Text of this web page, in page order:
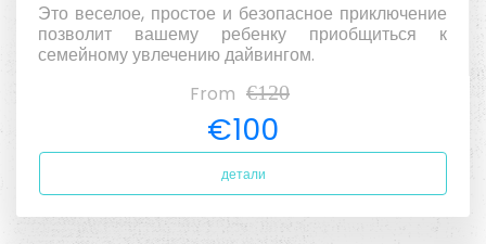
Это веселое, простое и безопасное приключение
позволит вашему ребенку приобщиться к
семейному увлечению дайвингом.
From €120
€100
детали